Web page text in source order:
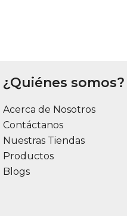
¿Quiénes somos?
Acerca de Nosotros
Contáctanos
Nuestras Tiendas
Productos
Blogs